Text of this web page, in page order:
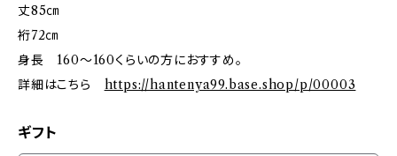
丈85㎝
裄72㎝
身長 160〜160くらいの方におすすめ。
詳細はこちら https://hantenya99.base.shop/p/00003
ギフト